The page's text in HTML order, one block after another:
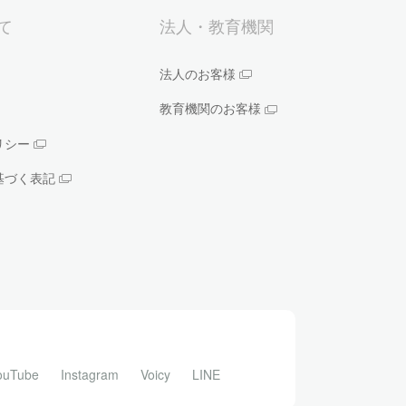
シー
づく表記
法人・教育機関
法人のお客様
教育機関のお客様
Instagram Voicy LINE